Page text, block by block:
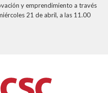
y emprendimiento a través
21 de abril, a las 11.00